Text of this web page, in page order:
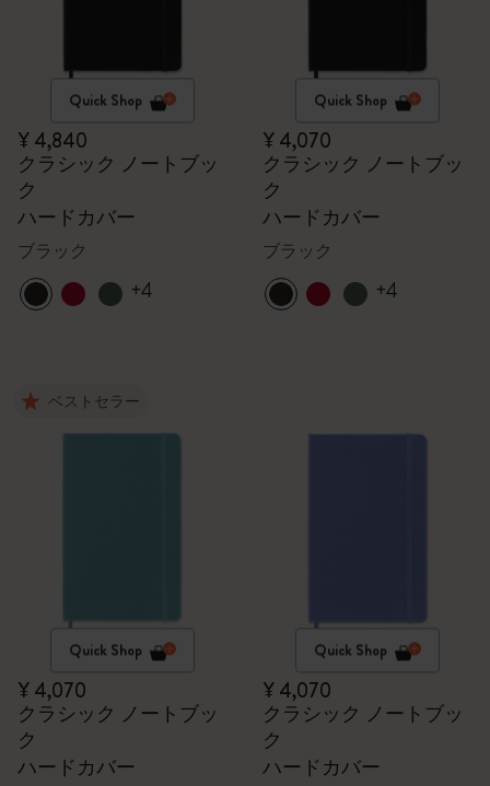
Quick Shop
¥ 4,840
クラシック ノートブッ
ク
ハードカバー
ブラック
+4
Quick Shop
¥ 4,070
クラシック ノートブッ
ク
ハードカバー
ブラック
+4
ベストセラー
Quick Shop
¥ 4,070
クラシック ノートブッ
ク
ハードカバー
Quick Shop
¥ 4,070
クラシック ノートブッ
ク
ハードカバー